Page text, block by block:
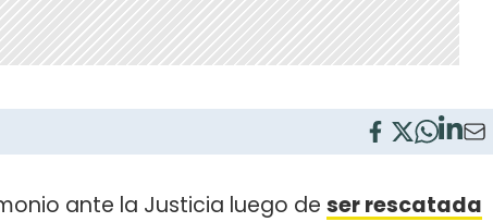
ante la Justicia luego de ser rescatada